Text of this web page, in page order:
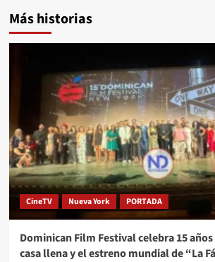
Más historias
CineTV Nueva York PORTADA
Dominican Film Festival celebra 15
casa llena y el estreno mundial de “La